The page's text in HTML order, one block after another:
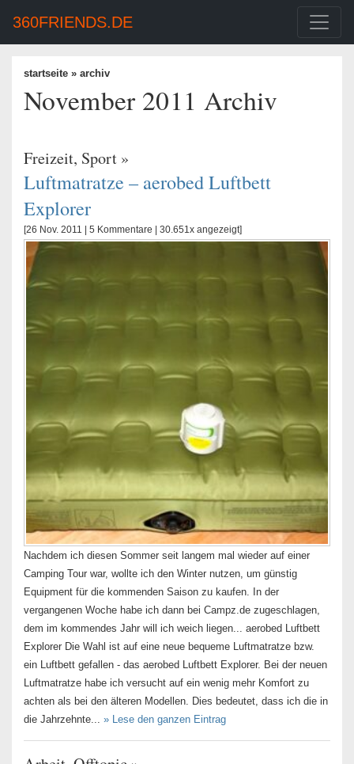
360FRIENDS.DE
startseite » archiv
November 2011 Archiv
Freizeit, Sport »
Luftmatratze – aerobed Luftbett
Explorer
[26 Nov. 2011 | 5 Kommentare | 30.651x angezeigt]
Nachdem ich diesen Sommer seit langem mal wieder auf einer
Camping Tour war, wollte ich den Winter nutzen, um günstig
Equipment für die kommenden Saison zu kaufen. In der
vergangenen Woche habe ich dann bei Campz.de zugeschlagen,
dem im kommendes Jahr will ich weich liegen... aerobed Luftbett
Explorer Die Wahl ist auf eine neue bequeme Luftmatratze bzw.
ein Luftbett gefallen - das aerobed Luftbett Explorer. Bei der neuen
Luftmatratze habe ich versucht auf ein wenig mehr Komfort zu
achten als bei den älteren Modellen. Dies bedeutet, dass ich die in
die Jahrzehnte... » Lese den ganzen Eintrag